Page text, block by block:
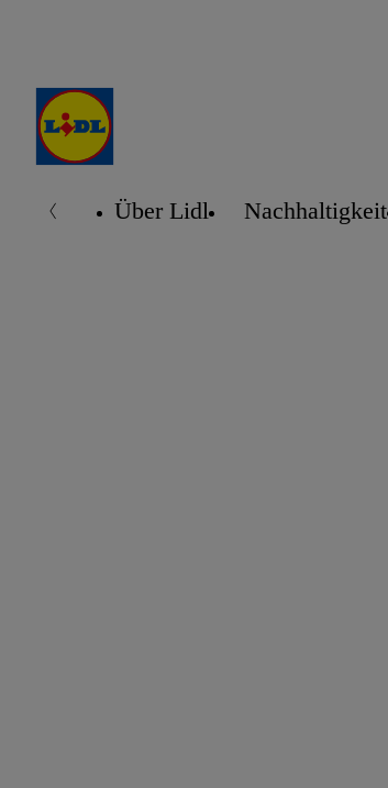
Über Lidl Nachhaltigkeit